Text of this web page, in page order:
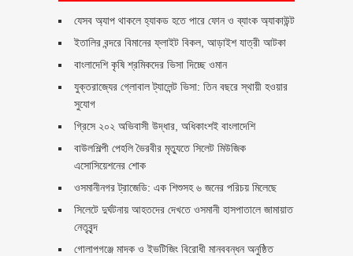
যেসব অ্যাপ থাকলে হ্যাকড হতে পারে ফোন ও ব্যাংক অ্যাকাউন্ট
ইতালির বন্দরে বিমানের ফ্লাইট বিকল, আড়াইশ যাত্রী আটকা
বাংলাদেশি কৃষি শ্রমিকদের ভিসা দিচ্ছে ওমান
যুক্তরাজ্যের গ্লোবাল ট্যালেন্ট ভিসা: তিন বছরে স্থায়ী হওয়ার
সুযোগ
গ্রিসে ২০২ অভিবাসী উদ্ধার, অধিকাংশই বাংলাদেশি
বাউলশিল্পী পেহলি ভৈরবীর মৃত্যুতে সিলেট মিউজিক
এসোসিয়েশনের শোক
ওসমানীনগর ট্রাজেডি: এক শিশুসহ ৬ জনের পরিচয় মিলেছে
সিলেটে দুর্ঘটনায় আহতদের দেখতে ওসমানী হাসপাতালে জামায়াত
নেতৃবৃন্দ
গোলাপগঞ্জে মাদক ও ইভটিজিং বিরোধী মানববন্ধন অনুষ্ঠিত